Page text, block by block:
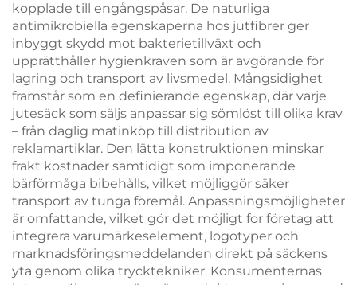
kopplade till engångspåsar. De naturliga
antimikrobiella egenskaperna hos jutfibrer ger
inbyggt skydd mot bakterietillväxt och
upprätthåller hygienkraven som är avgörande för
lagring och transport av livsmedel. Mångsidighet
framstår som en definierande egenskap, där varje
jutesäck som säljs anpassar sig sömlöst till olika krav
– från daglig matinköp till distribution av
reklamartiklar. Den lätta konstruktionen minskar
frakt kostnader samtidigt som imponerande
bärförmåga bibehålls, vilket möjliggör säker
transport av tunga föremål. Anpassningsmöjligheter
är omfattande, vilket gör det möjligt for företag att
integrera varumärkeselement, logotyper och
marknadsföringsmeddelanden direkt på säckens
yta genom olika trycktekniker. Konsumenternas